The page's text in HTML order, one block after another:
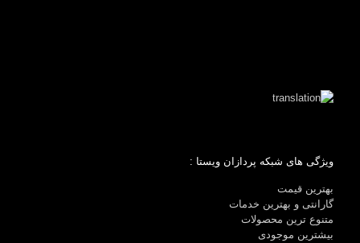
ویژگی های شبکه پردازان ویستا :
بهترین قیمت
گارانتی و بهترین خدمات
متنوع ترین محصولات
بیشترین موجودی